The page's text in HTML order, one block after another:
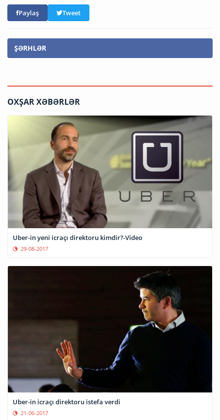
Paylaş Tweet
ŞƏRHLƏR
OXŞAR XƏBƏRLƏR
Uber-in yeni icraçı direktoru kimdir?-Video
29-08-2017
Uber-in icraçı direktoru istefa verdi
21-06-2017